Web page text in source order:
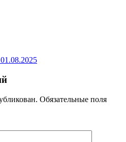
01.08.2025
Обязательные поля